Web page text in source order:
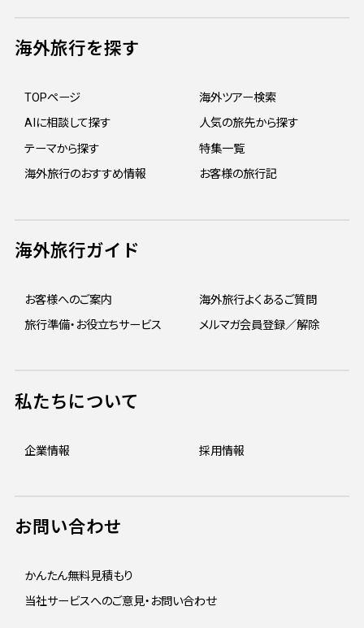
海外旅行を探す
TOPページ
海外ツアー検索
AIに相談して探す
人気の旅先から探す
テーマから探す
特集一覧
海外旅行のおすすめ情報
お客様の旅行記
海外旅行ガイド
お客様へのご案内
海外旅行よくあるご質問
旅行準備・お役立ちサービス
メルマガ会員登録／解除
私たちについて
企業情報 採用情報
お問い合わせ
かんたん無料見積もり
当社サービスへのご意見・お問い合わせ